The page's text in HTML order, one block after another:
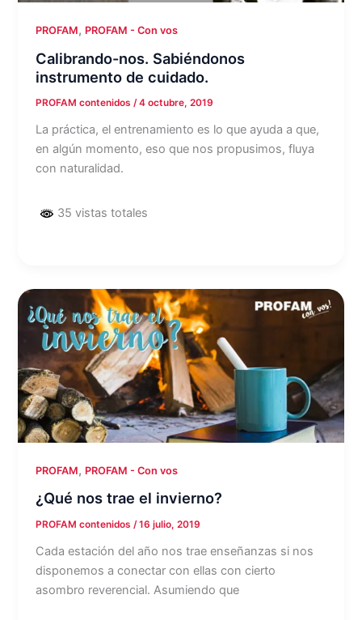
PROFAM, PROFAM - Con vos
Calibrando-nos. Sabiéndonos
instrumento de cuidado.
PROFAM contenidos/4 octubre, 2019
La práctica, el entrenamiento es lo que ayuda a que,
en algún momento, eso que nos propusimos, fluya
con naturalidad.
35 vistas totales
PROFAM, PROFAM - Con vos
¿Qué nos trae el invierno?
PROFAM contenidos/16 julio, 2019
Cada estación del año nos trae enseñanzas si nos
disponemos a conectar con ellas con cierto
asombro reverencial. Asumiendo que